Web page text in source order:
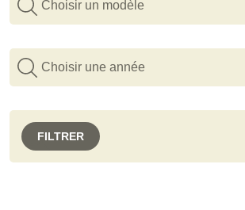
Choisir un modèle
Choisir une année
FILTRER